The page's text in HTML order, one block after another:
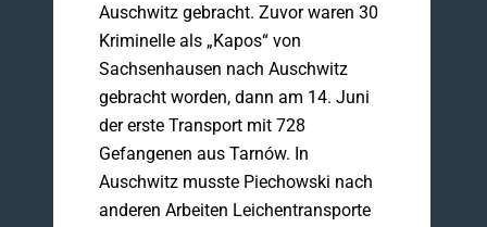
Auschwitz gebracht. Zuvor waren 30
Kriminelle als „Kapos“ von
Sachsenhausen nach Auschwitz
gebracht worden, dann am 14. Juni
der erste Transport mit 728
Gefangenen aus Tarnów. In
Auschwitz musste Piechowski nach
anderen Arbeiten Leichentransporte